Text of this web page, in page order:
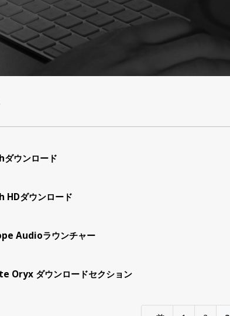
ウンロード
HDダウンロード
Audioラウンチャー
Oryx ダウンロードセクション